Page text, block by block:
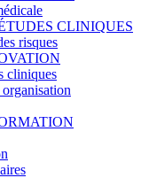
CLINIQUES
risques
cliniques